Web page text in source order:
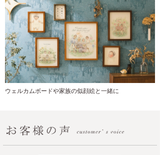
ウェルカムボードや家族の似顔絵と一緒に